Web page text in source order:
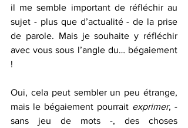
il me semble important de réfléchir au
sujet - plus que d’actualité - de la prise
de parole. Mais je souhaite y réfléchir
avec vous sous l’angle du… bégaiement
!
Oui, cela peut sembler un peu étrange,
mais le bégaiement pourrait exprimer, -
sans jeu de mots -, des choses